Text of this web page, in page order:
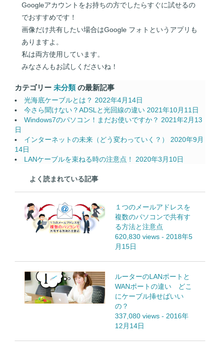
Googleアカウントをお持ちの方でしたらすぐに試せるの
でおすすめです！
画像だけ共有したい場合はGoogle フォトというアプリも
ありますよ。
私は両方使用しています。
みなさんもお試しくださいね！
カテゴリー 未分類の最新記事
光海底ケーブルとは？ 2022年4月14日
今さら聞けない？ADSLと光回線の違い 2021年10月11日
Windows7のパソコン！まだお使いですか？ 2021年2月13
日
インターネットの未来（どう変わっていく？） 2020年9月
14日
LANケーブルを束ねる時の注意点！ 2020年3月10日
よく読まれている記事
１つのメールアドレスを
複数のパソコンで共有す
る方法と注意点
620,830 views - 2018年5
月15日
ルーターのLANポートと
WANポートの違い どこ
にケーブル挿せばいい
の？
337,080 views - 2016年
12月14日